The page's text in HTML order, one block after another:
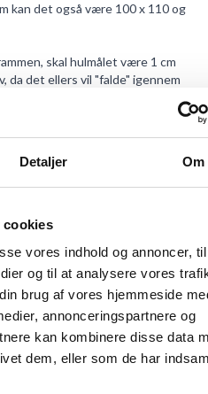
Detaljer Om
cookies
vores indhold og annoncer,
og til at analysere vores
brug af vores hjemmeside
annonceringspartnere og
kan kombinere disse data
dem, eller som de har
kan det også være 100 x 110 og
skal hulmålet være 1 cm
da det ellers vil "falde" igennem
omkring, vælger man oftest at
passepartout'en er en
størrelse. Ved meget
man helt selv.
være 49 x 59 cm da
der så lægges 5 cm til i hver side.
så også til den størrelse
sort og mange
glas, akrylglas